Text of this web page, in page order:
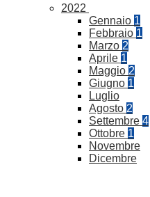
2022
Gennaio 1
Febbraio 1
Marzo 2
Aprile 1
Maggio 2
Giugno 1
Luglio
Agosto 2
Settembre 4
Ottobre 1
Novembre
Dicembre